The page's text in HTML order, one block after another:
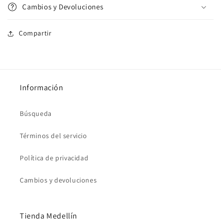
Cambios y Devoluciones
Compartir
Información
Búsqueda
Términos del servicio
Política de privacidad
Cambios y devoluciones
Tienda Medellín